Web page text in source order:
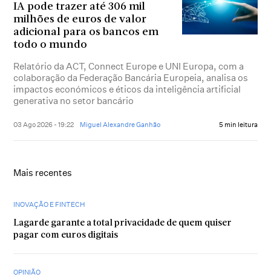
IA pode trazer até 306 mil
milhões de euros de valor
adicional para os bancos em
todo o mundo
Relatório da ACT, Connect Europe e UNI Europa, com a
colaboração da Federação Bancária Europeia, analisa os
impactos económicos e éticos da inteligência artificial
generativa no setor bancário
03 Ago 2026 - 19:22 Miguel Alexandre Ganhão 5 min leitura
Mais recentes
INOVAÇÃO E FINTECH
Lagarde garante a total privacidade de quem quiser
pagar com euros digitais
OPINIÃO